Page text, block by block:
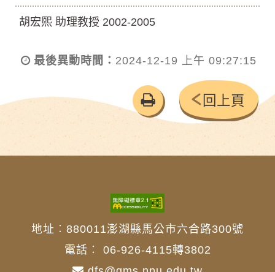
胡宏熙 助理教授 2002-2005
最後異動時間： 2024-12-19 上午 09:27:15
友
善
回上頁
地址︰880011澎湖縣馬公市六合路300號
電話︰ 06-926-4115轉3802